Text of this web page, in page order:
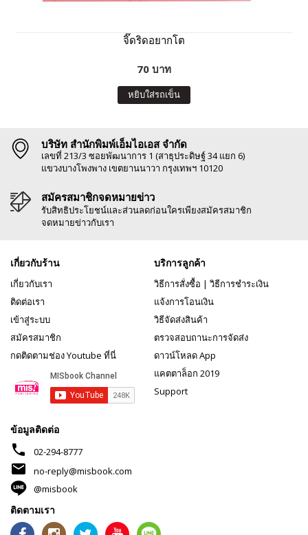
จิ๊ดริดอยากโต
70 บาท
หยิบใส่รถเข็น
บริษัท สำนักพิมพ์เอ็มไอเอส จำกัด
เลขที่ 213/3 ซอยพัฒนาการ 1 (สาธุประดิษฐ์ 34 แยก 6)
แขวงบางโพงพาง เขตยานนาวา กรุงเทพฯ 10120
สมัครสมาชิกจดหมายข่าว
รับสิทธิประโยชน์และส่วนลดก่อนใครเพียงสมัครสมาชิก
จดหมายข่าวกับเรา
เกี่ยวกับร้าน
เกี่ยวกับเรา
ติดต่อเรา
เข้าสู่ระบบ
สมัครสมาชิก
กดติดตามช่อง Youtube ที่นี่
บริการลูกค้า
วิธีการสั่งซื้อ | วิธีการชำระเงิน
แจ้งการโอนเงิน
วิธีจัดส่งสินค้า
ตรวจสอบถานะการจัดส่ง
ดาวน์โหลด App
แคตตาล็อก 2019
Support
ข้อมูลติดต่อ
phone 02-294-8777
mail
no-reply@misbook.com
@misbook
ติดตามเรา